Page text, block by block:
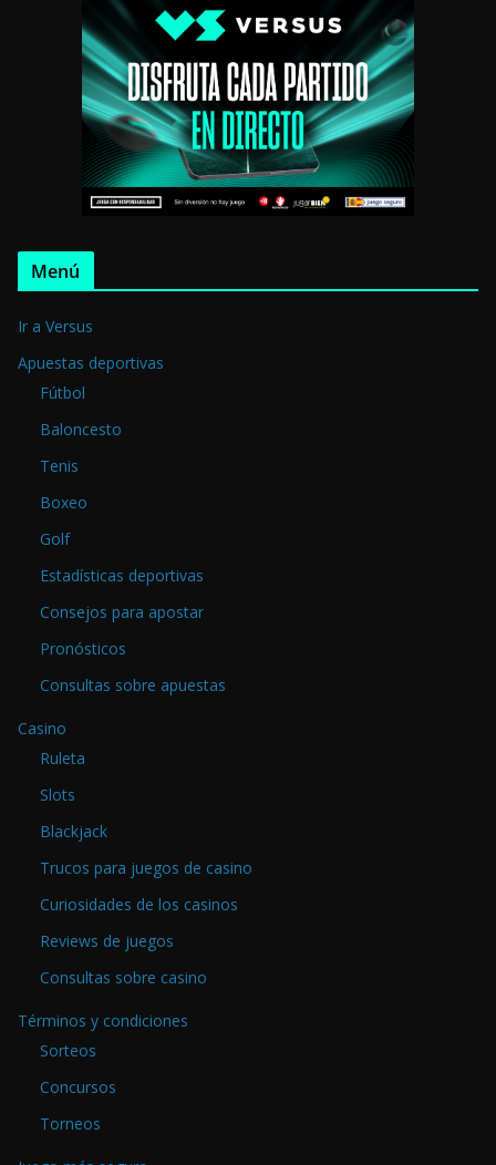
Menú
Ir a Versus
Apuestas deportivas
Fútbol
Baloncesto
Tenis
Boxeo
Golf
Estadísticas deportivas
Consejos para apostar
Pronósticos
Consultas sobre apuestas
Casino
Ruleta
Slots
Blackjack
Trucos para juegos de casino
Curiosidades de los casinos
Reviews de juegos
Consultas sobre casino
Términos y condiciones
Sorteos
Concursos
Torneos